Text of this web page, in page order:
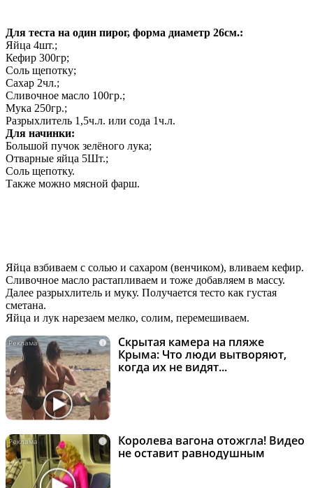
Для теста на один пирог, форма диаметр 26см.:
Яйца 4шт.;
Кефир 300гр;
Соль щепотку;
Сахар 2чл.;
Сливочное масло 100гр.;
Мука 250гр.;
Разрыхлитель 1,5ч.л. или сода 1ч.л.
Для начинки:
Большой пучок зелёного лука;
Отварные яйца 5Шт.;
Соль щепотку.
Также можно мясной фарш.
Яйца взбиваем с солью и сахаром (венчиком), вливаем кефир.
Сливочное масло растапливаем и тоже добавляем в массу.
Далее разрыхлитель и муку. Получается тесто как густая
сметана.
Яйца и лук нарезаем мелко, солим, перемешиваем.
i
Скрытая камера на пляже
Крыма: Что люди вытворяют,
когда их не видят...
i
Королева вагона отожгла! Видео
не оставит равнодушным